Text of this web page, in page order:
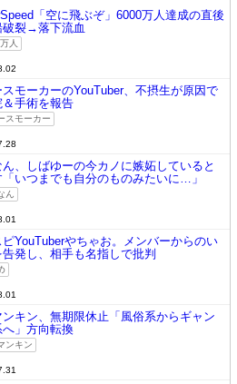
「空に飛ぶぞ」6000万人達成の直後
破裂→落下流血
人
モーカーのYouTuber、不摂生が原因で
手術を報告
スモーカー
、しばゆーの今カノに嫉妬していると
いつまでも自分のものみたいに…」
ん
ピYouTuberやちゃお。メンバーからのい
告発し、相手も名指しで批判
キン、無期限休止「風俗系からギャン
へ」方向転換
ンキン